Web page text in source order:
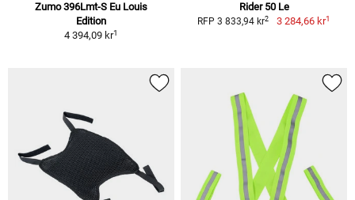
Zumo 396Lmt-S Eu Louis
Edition
4 394,09 kr1
Rider 50 Le
RFP 3 833,94 kr2 3 284,66 kr1